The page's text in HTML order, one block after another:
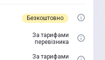
Безкоштовно
За тарифами
перевізника
За тарифами